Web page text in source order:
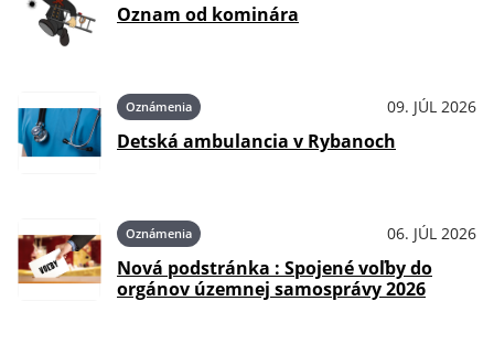
Oznam od kominára
Oznámenia 09. JÚL 2026
Detská ambulancia v Rybanoch
Oznámenia 06. JÚL 2026
Nová podstránka : Spojené voľby do
orgánov územnej samosprávy 2026